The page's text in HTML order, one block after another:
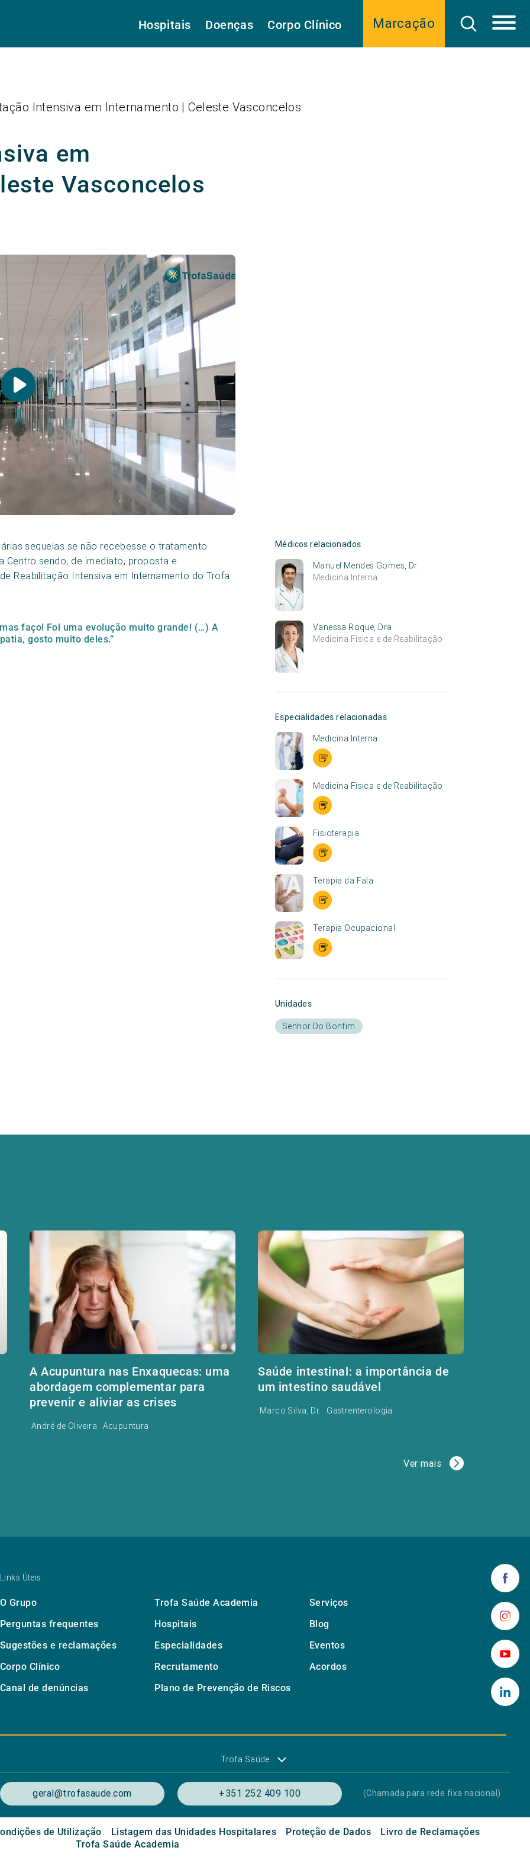
Marcação
Hospitais Doenças Corpo Clínico
Intensiva em Internamento | Celeste Vasconcelos
em
Vasconcelos
sequelas se não recebesse o tratamento
Centro sendo, de imediato, proposta e
Reabilitação Intensiva em Internamento do Trofa
faço! Foi uma evolução muito grande! (…) A
gosto muito deles.”
Médicos relacionados
Manuel Mendes Gomes, Dr.
Medicina Interna
Vanessa Roque, Dra.
Medicina Física e de Reabilitação
Especialidades relacionadas
Medicina Interna
Medicina Física e de Reabilitação
Fisioterapia
Terapia da Fala
Terapia Ocupacional
Unidades
Senhor Do Bonfim
A Acupuntura nas Enxaquecas: uma
abordagem complementar para
prevenir e aliviar as crises
André de Oliveira Acupuntura
Saúde intestinal: a importância de
um intestino saudável
Marco Silva, Dr. Gastrenterologia
Ver mais
Links Úteis
O Grupo Trofa Saúde Academia
Serviços
Perguntas frequentes
Hospitais
Blog
Sugestões e reclamações
Especialidades
Eventos
Corpo Clínico
Recrutamento
Acordos
Canal de denúncias
Plano de Prevenção de Riscos
Trofa Saúde
geral@trofasaude.com +351 252 409 100 (Chamada para rede fixa nacional)
de Utilização Listagem das Unidades Hospitalares Proteção de Dados
Livro de Reclamações
Trofa Saúde Academia